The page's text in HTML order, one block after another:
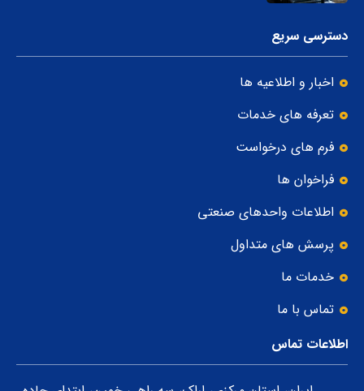
دسترسی سریع
اخبار و اطلاعیه ها
تعرفه های خدمات
فرم های درخواست
فراخوان ها
اطلاعات واحدهای صنعتی
پرسش های متداول
خدمات ما
تماس با ما
اطلاعات تماس